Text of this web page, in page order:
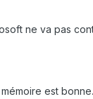
ne va pas
est bonne.